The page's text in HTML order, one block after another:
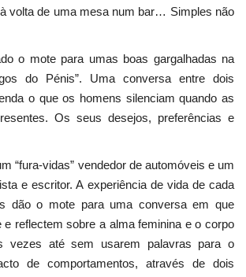
volta de uma mesa num bar… Simples não
o mote para umas boas gargalhadas na
do Pénis”. Uma conversa entre dois
o que os homens silenciam quando as
Os seus desejos, preferências e
“fura-vidas” vendedor de automóveis e um
e escritor. A experiência de vida de cada
dão o mote para uma conversa em que
e reflectem sobre a alma feminina e o corpo
vezes até sem usarem palavras para o
de comportamentos, através de dois